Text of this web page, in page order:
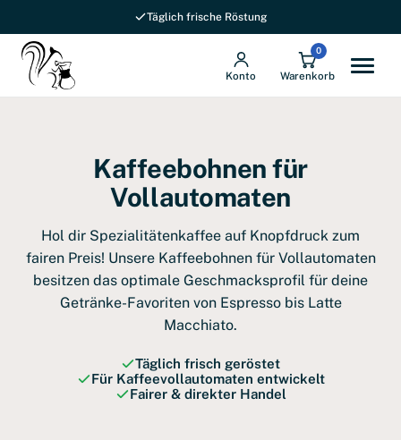
Versandkostenfrei ab 69 € in DE
Konto
0
Warenkorb
Kaffeebohnen für
Vollautomaten
Hol dir Spezialitätenkaffee auf Knopfdruck zum
fairen Preis! Unsere Kaffeebohnen für Vollautomaten
besitzen das optimale Geschmacksprofil für deine
Getränke-Favoriten von Espresso bis Latte
Macchiato.
Täglich frisch geröstet
Für Kaffeevollautomaten entwickelt
Fairer & direkter Handel